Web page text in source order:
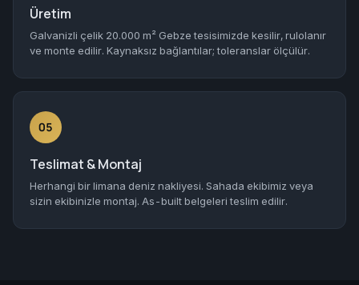
Üretim
Galvanizli çelik 20.000 m² Gebze tesisimizde kesilir, rulolanır
ve monte edilir. Kaynaksız bağlantılar; toleranslar ölçülür.
05
Teslimat & Montaj
Herhangi bir limana deniz nakliyesi. Sahada ekibimiz veya
sizin ekibinizle montaj. As-built belgeleri teslim edilir.